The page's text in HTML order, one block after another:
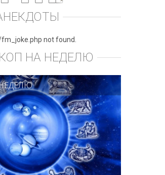
not found.
НА НЕДЕЛЮ